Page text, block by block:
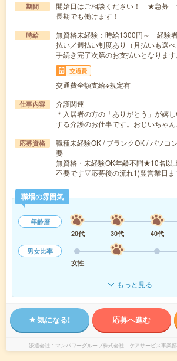
期間
開始日はご相談ください！ ★急募 ★
長期でも働けます！
時給
無資格未経験：時給1300円～ 経験
払い／週払い制度あり（月払いも選
手続き完了次第のお支払いとなります
交通費
交通費全額支給※規定有
仕事内容
介護関連
＊入居者の方の「ありがとう」が嬉
する介護のお仕事です。おじいちゃ
応募資格
職種未経験OK / ブランクOK / パソコ
要
無資格・未経験OK年齢不問★10名以
不要です▽応募後の流れ1)翌営業日
職場の雰囲気
年齢層
20代
30代 40代
男女比率
女性
もっと見る
気になる! 応募へ進む
派遣会社 マンパワーグループ株式会社 ケアサービス事業